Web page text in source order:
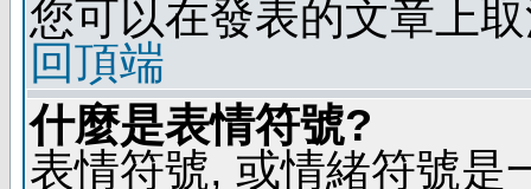
您可以在發表的文章上
回頂端
什麼是表情符號?
表情符號, 或情緒符號是